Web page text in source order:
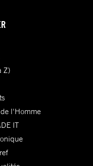
Z)
l'Homme
IT